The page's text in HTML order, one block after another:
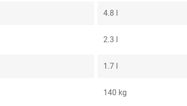
4.8 l
2.3 l
1.7 l
140 kg